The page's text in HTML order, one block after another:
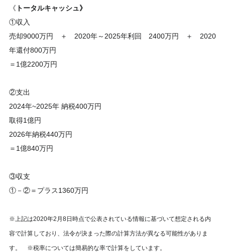
《 トータルキャッシュ》
①収入
売却9000万円 ＋ 2020年～2025年利回 2400万円 ＋ 2020
年還付800万円
＝1億2200万円
②支出
2024年~2025年 納税400万円
取得1億円
2026年納税440万円
＝1億840万円
③収支
①－②＝プラス1360万円
※上記は2020年2月8日時点で公表されている情報に基づいて想定される内
容で計算しており、法令が決まった際の計算方法が異なる可能性がありま
す。 ※税率については簡易的な率で計算をしています。